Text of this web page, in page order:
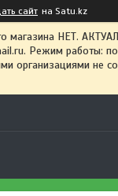
сайт на Satu.kz
НЕТ.
Режим работы:
организациями не